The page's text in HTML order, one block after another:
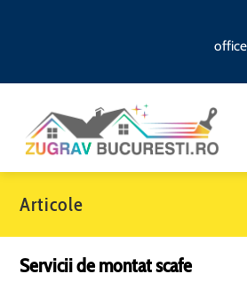
Articole
Servicii de montat scafe